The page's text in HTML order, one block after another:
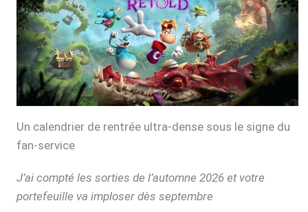
Un calendrier de rentrée ultra-dense sous le signe du
fan-service
J’ai compté les sorties de l’automne 2026 et votre
portefeuille va imploser dès septembre